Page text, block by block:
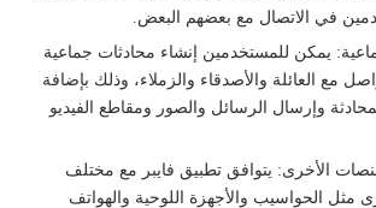
في الاتصال مع بعضهم البعض.
يمكن للمستخدمين إنشاء محادثات جماعية
مع العائلة والأصدقاء والزملاء، وذلك بإضافة
وإرسال الرسائل والصور ومقاطع الفيديو
الأخرى: يتوافق تطبيق فايبر مع مختلف
مثل الحواسيب والأجهزة اللوحية والهواتف